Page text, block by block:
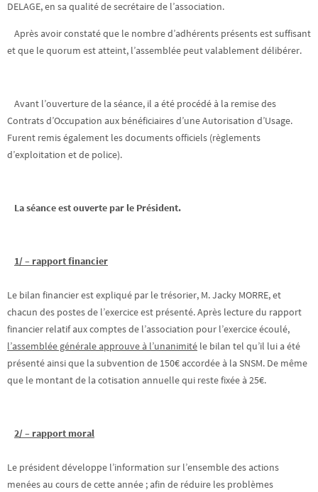
DELAGE, en sa qualité de secrétaire de l’association.
Après avoir constaté que le nombre d’adhérents présents est suffisant
et que le quorum est atteint, l’assemblée peut valablement délibérer.
Avant l’ouverture de la séance, il a été procédé à la remise des
Contrats d’Occupation aux bénéficiaires d’une Autorisation d’Usage.
Furent remis également les documents officiels (règlements
d’exploitation et de police).
La séance est ouverte par le Président.
1/ – rapport financier
Le bilan financier est expliqué par le trésorier, M. Jacky MORRE, et
chacun des postes de l’exercice est présenté. Après lecture du rapport
financier relatif aux comptes de l’association pour l’exercice écoulé,
l’assemblée générale approuve à l’unanimité le bilan tel qu’il lui a été
présenté ainsi que la subvention de 150€ accordée à la SNSM. De même
que le montant de la cotisation annuelle qui reste fixée à 25€.
2/ – rapport moral
Le président développe l’information sur l’ensemble des actions
menées au cours de cette année ; afin de réduire les problèmes